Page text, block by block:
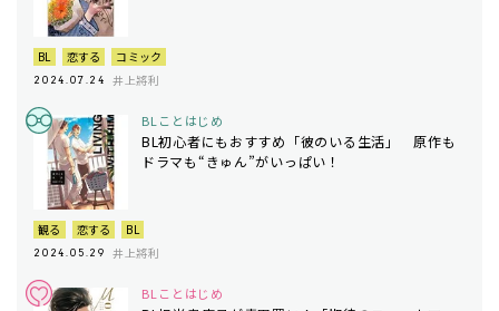
BL 恋する コミック
2024.07.24 井上將利
BLことはじめ
BL初心者にもおすすめ「彼のいる生活」 原作も
ドラマも“きゅん”がいっぱい！
観る 恋する BL
2024.05.29 井上將利
BLことはじめ